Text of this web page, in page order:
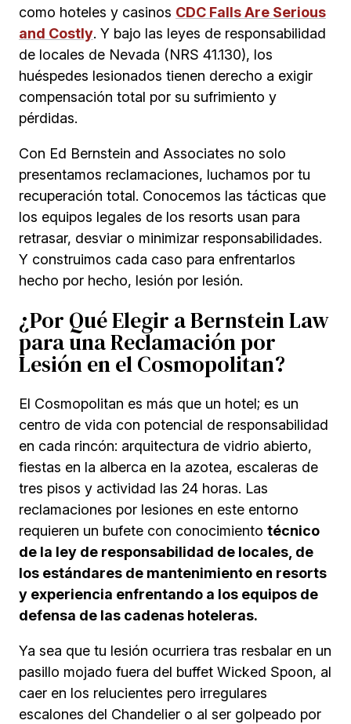
como hoteles y casinos CDC Falls Are Serious
and Costly. Y bajo las leyes de responsabilidad
de locales de Nevada (NRS 41.130), los
huéspedes lesionados tienen derecho a exigir
compensación total por su sufrimiento y
pérdidas.
Con Ed Bernstein and Associates no solo
presentamos reclamaciones, luchamos por tu
recuperación total. Conocemos las tácticas que
los equipos legales de los resorts usan para
retrasar, desviar o minimizar responsabilidades.
Y construimos cada caso para enfrentarlos
hecho por hecho, lesión por lesión.
¿Por Qué Elegir a Bernstein Law
para una Reclamación por
Lesión en el Cosmopolitan?
El Cosmopolitan es más que un hotel; es un
centro de vida con potencial de responsabilidad
en cada rincón: arquitectura de vidrio abierto,
fiestas en la alberca en la azotea, escaleras de
tres pisos y actividad las 24 horas. Las
reclamaciones por lesiones en este entorno
requieren un bufete con conocimiento técnico
de la ley de responsabilidad de locales, de
los estándares de mantenimiento en resorts
y experiencia enfrentando a los equipos de
defensa de las cadenas hoteleras.
Ya sea que tu lesión ocurriera tras resbalar en un
pasillo mojado fuera del buffet Wicked Spoon, al
caer en los relucientes pero irregulares
escalones del Chandelier o al ser golpeado por